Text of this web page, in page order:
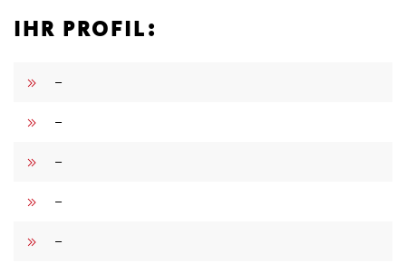
IHR PROFIL:
–
–
–
–
–